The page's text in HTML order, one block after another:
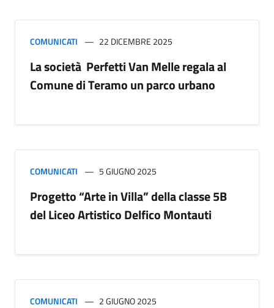
COMUNICATI 22 DICEMBRE 2025
La società Perfetti Van Melle regala al
Comune di Teramo un parco urbano
COMUNICATI 5 GIUGNO 2025
Progetto “Arte in Villa” della classe 5B
del Liceo Artistico Delfico Montauti
COMUNICATI 2 GIUGNO 2025